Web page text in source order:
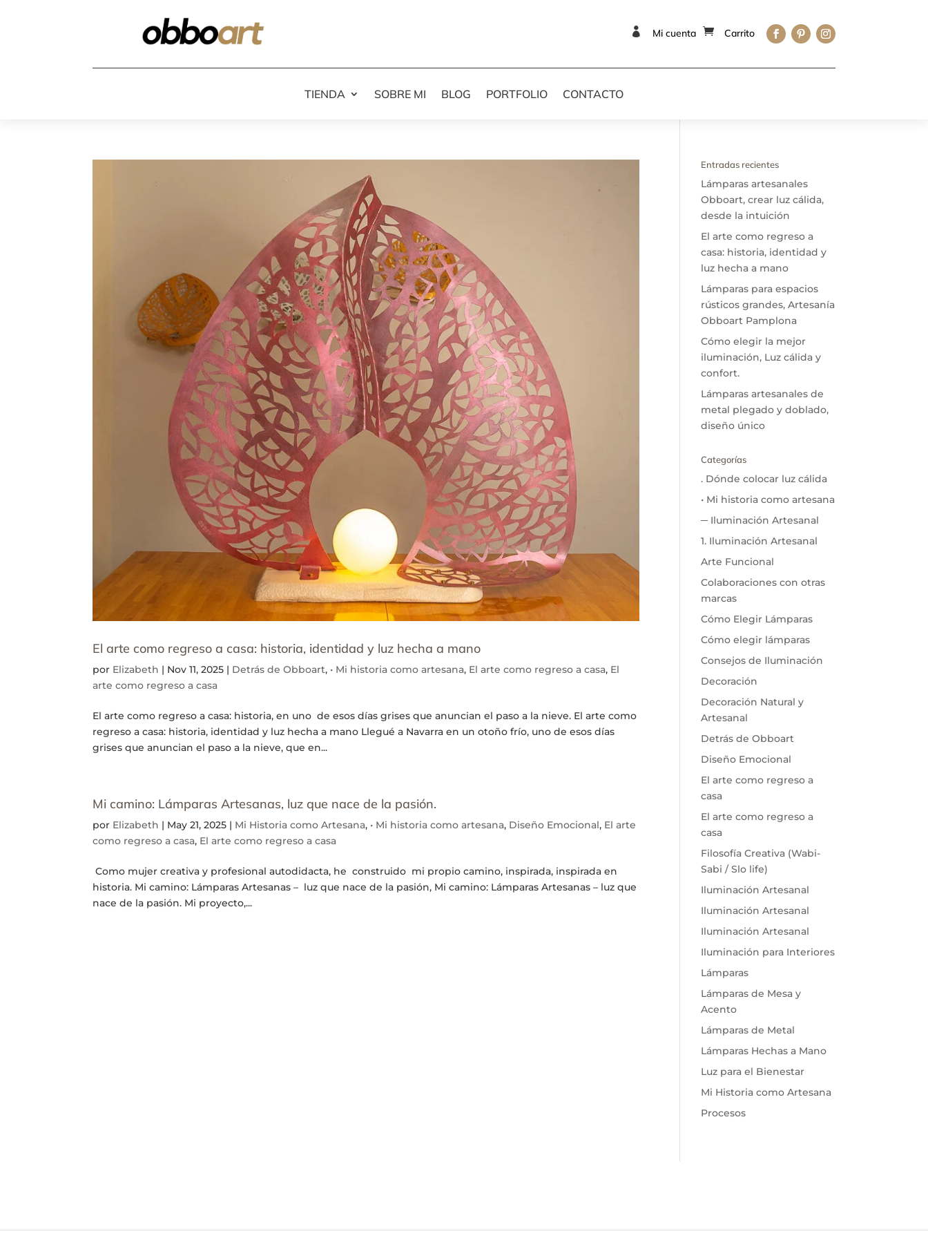
 Mi cuenta  Carrito
TIENDA SOBRE MI BLOG PORTFOLIO CONTACTO
El arte como regreso a casa: historia, identidad y luz hecha a mano
por Elizabeth | Nov 11, 2025 | Detrás de Obboart, • Mi historia como artesana, El arte como regreso a casa, El
arte como regreso a casa
El arte como regreso a casa: historia, en uno de esos días grises que anuncian el paso a la nieve. El arte como
regreso a casa: historia, identidad y luz hecha a mano Llegué a Navarra en un otoño frío, uno de esos días
grises que anuncian el paso a la nieve, que en...
Mi camino: Lámparas Artesanas, luz que nace de la pasión.
por Elizabeth | May 21, 2025 | Mi Historia como Artesana, • Mi historia como artesana, Diseño Emocional, El arte
como regreso a casa, El arte como regreso a casa
Como mujer creativa y profesional autodidacta, he construido mi propio camino, inspirada, inspirada en
historia. Mi camino: Lámparas Artesanas – luz que nace de la pasión, Mi camino: Lámparas Artesanas – luz que
nace de la pasión. Mi proyecto,...
Entradas recientes
Lámparas artesanales
Obboart, crear luz cálida,
desde la intuición
El arte como regreso a
casa: historia, identidad y
luz hecha a mano
Lámparas para espacios
rústicos grandes, Artesanía
Obboart Pamplona
Cómo elegir la mejor
iluminación, Luz cálida y
confort.
Lámparas artesanales de
metal plegado y doblado,
diseño único
Categorías
. Dónde colocar luz cálida
• Mi historia como artesana
─ Iluminación Artesanal
1. Iluminación Artesanal
Arte Funcional
Colaboraciones con otras
marcas
Cómo Elegir Lámparas
Cómo elegir lámparas
Consejos de Iluminación
Decoración
Decoración Natural y
Artesanal
Detrás de Obboart
Diseño Emocional
El arte como regreso a
casa
El arte como regreso a
casa
Filosofía Creativa (Wabi-
Sabi / Slo life)
Iluminación Artesanal
Iluminación Artesanal
Iluminación Artesanal
Iluminación para Interiores
Lámparas
Lámparas de Mesa y
Acento
Lámparas de Metal
Lámparas Hechas a Mano
Luz para el Bienestar
Mi Historia como Artesana
Procesos